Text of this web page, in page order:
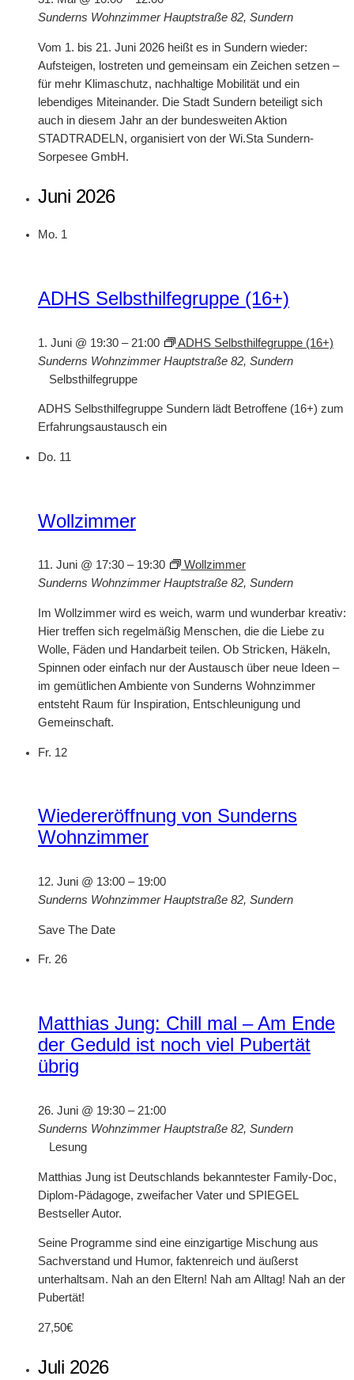
Sunderns WohnzimmerHauptstraße 82, Sundern
Vom 1. bis 21. Juni 2026 heißt es in Sundern wieder:
Aufsteigen, lostreten und gemeinsam ein Zeichen setzen –
für mehr Klimaschutz, nachhaltige Mobilität und ein
lebendiges Miteinander. Die Stadt Sundern beteiligt sich
auch in diesem Jahr an der bundesweiten Aktion
STADTRADELN, organisiert von der Wi.Sta Sundern-
Sorpesee GmbH.
Juni 2026
Mo. 1
ADHS Selbsthilfegruppe (16+)
1. Juni @ 19:30 – 21:00
ADHS Selbsthilfegruppe (16+)
Sunderns WohnzimmerHauptstraße 82, Sundern
Selbsthilfegruppe
ADHS Selbsthilfegruppe Sundern lädt Betroffene (16+) zum
Erfahrungsaustausch ein
Do. 11
Wollzimmer
11. Juni @ 17:30 – 19:30
Wollzimmer
Sunderns WohnzimmerHauptstraße 82, Sundern
Im Wollzimmer wird es weich, warm und wunderbar kreativ:
Hier treffen sich regelmäßig Menschen, die die Liebe zu
Wolle, Fäden und Handarbeit teilen. Ob Stricken, Häkeln,
Spinnen oder einfach nur der Austausch über neue Ideen –
im gemütlichen Ambiente von Sunderns Wohnzimmer
entsteht Raum für Inspiration, Entschleunigung und
Gemeinschaft.
Fr. 12
Wiedereröffnung von Sunderns
Wohnzimmer
12. Juni @ 13:00 – 19:00
Sunderns WohnzimmerHauptstraße 82, Sundern
Save The Date
Fr. 26
Matthias Jung: Chill mal – Am Ende
der Geduld ist noch viel Pubertät
übrig
26. Juni @ 19:30 – 21:00
Sunderns WohnzimmerHauptstraße 82, Sundern
Lesung
Matthias Jung ist Deutschlands bekanntester Family-Doc,
Diplom-Pädagoge, zweifacher Vater und SPIEGEL
Bestseller Autor.
Seine Programme sind eine einzigartige Mischung aus
Sachverstand und Humor, faktenreich und äußerst
unterhaltsam. Nah an den Eltern! Nah am Alltag! Nah an der
Pubertät!
27,50€
Juli 2026